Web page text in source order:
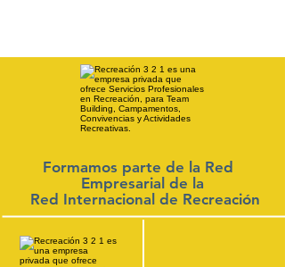
Formamos parte de la Red
Empresarial de la
Red Internacional de Recreación